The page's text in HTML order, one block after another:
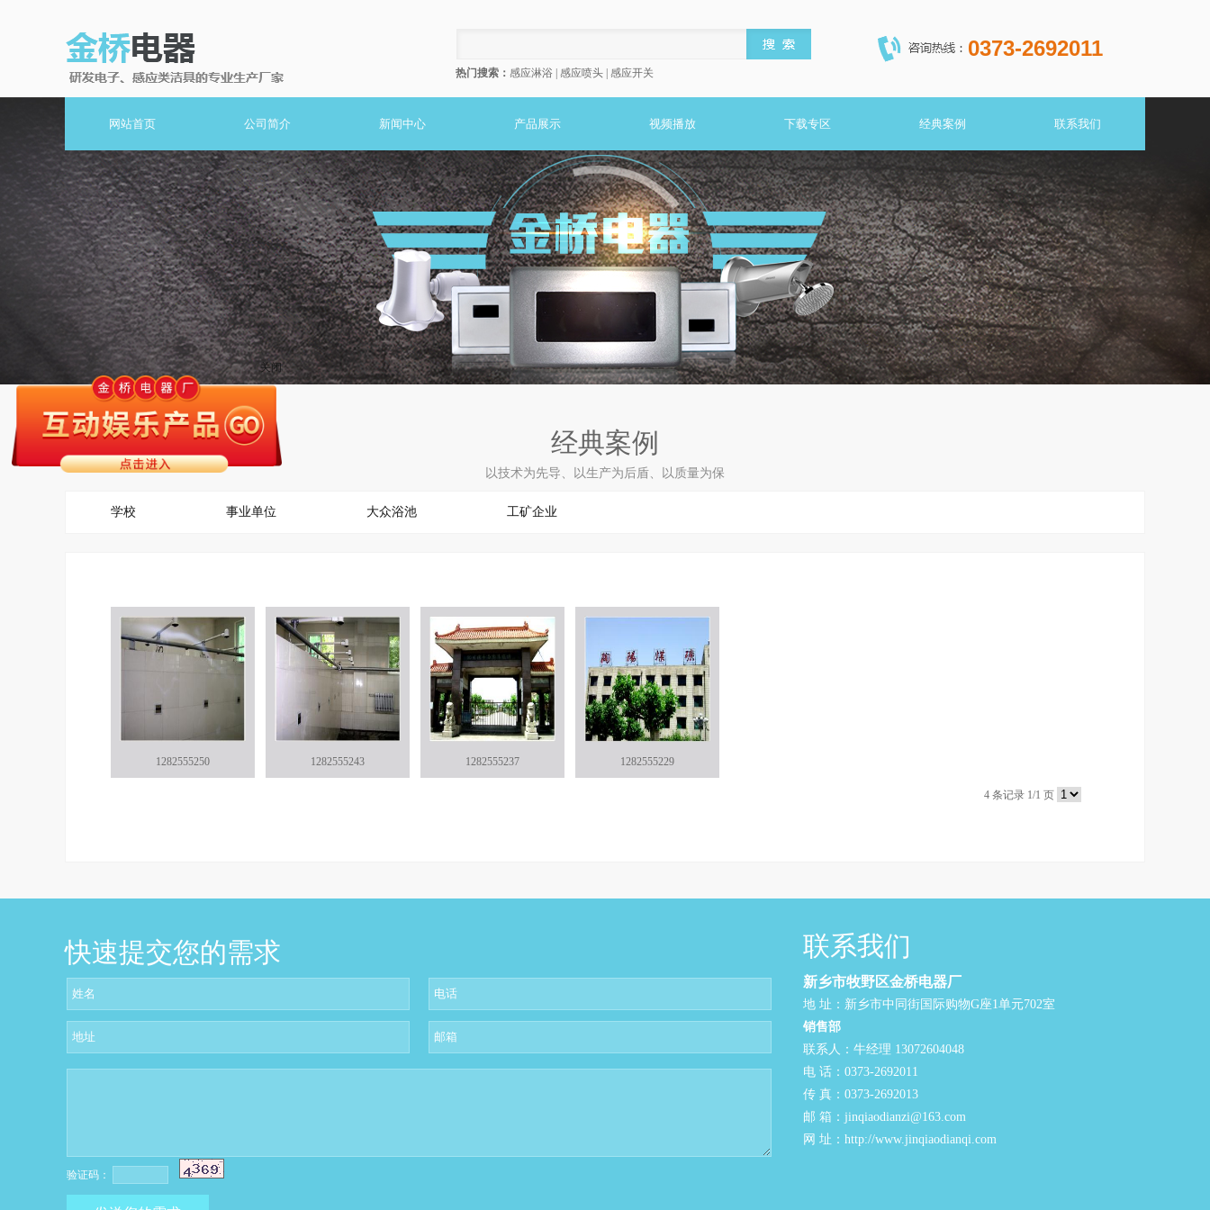
热门搜索： 感应淋浴 | 感应喷头 | 感应开关
0373-2692011
网站首页 公司简介 新闻中心 产品展示 视频播放 下载专区 经典案例 联系我们
经典案例
以技术为先导、以生产为后盾、以质量为保
学校 事业单位 大众浴池 工矿企业
1282555250 1282555243 1282555237 1282555229
4 条记录 1/1 页
快速提交您的需求
验证码：
联系我们
新乡市牧野区金桥电器厂
地 址：新乡市中同街国际购物G座1单元702室
销售部
联系人：牛经理 13072604048
电 话：0373-2692011
传 真：0373-2692013
邮 箱：jinqiaodianzi@163.com
网 址：http://www.jinqiaodianqi.com
关闭